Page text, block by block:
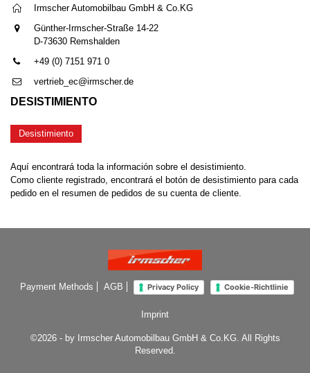
Irmscher Automobilbau GmbH & Co.KG
Günther-Irmscher-Straße 14-22
D-73630 Remshalden
+49 (0) 7151 971 0
vertrieb_ec@irmscher.de
DESISTIMIENTO
Desistimiento
Aquí encontrará toda la información sobre el desistimiento.
Como cliente registrado, encontrará el botón de desistimiento para cada
pedido en el resumen de pedidos de su cuenta de cliente.
Payment Methods AGB Privacy Policy Cookie-Richtlinie
Imprint
©2026 - by Irmscher Automobilbau GmbH & Co.KG. All Rights
Reserved.